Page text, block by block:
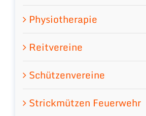
Physiotherapie
Reitvereine
Schützenvereine
Strickmützen Feuerwehr